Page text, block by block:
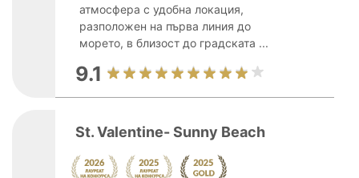
атмосфера с удобна локация,
разположен на първа линия до
морето, в близост до градската ...
9.1
St. Valentine- Sunny Beach